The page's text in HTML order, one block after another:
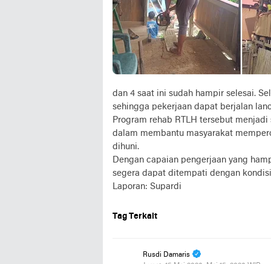
dan 4 saat ini sudah hampir selesai.
sehingga pekerjaan dapat berjalan
Program rehab RTLH tersebut
dalam membantu masyarakat
dihuni.
Dengan capaian pengerjaan yang
segera dapat ditempati dengan
Laporan: Supardi
Tag Terkait
Rusdi Damaris